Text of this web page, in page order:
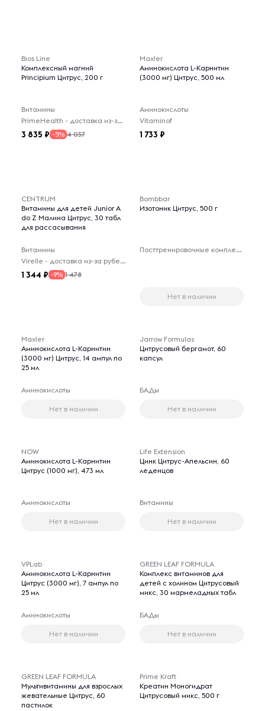
Bios Line
Комплексный магний
Principium Цитрус, 200 г
Витамины
PrimeHealth - доставка из-за рубежа
3 835 -5% 4 037
Maxler
Аминокислота L-Карнитин
(3000 мг) Цитрус, 500 мл
Аминокислоты
Vitaminof
1 733
CENTRUM
Витамины для детей Junior A
do Z Малина Цитрус, 30 табл
для рассасывания
Витамины
Virelle - доставка из-за рубежа
1 344 -9% 1 478
Bombbar
Изотоник Цитрус, 500 г
Посттренировочные комплексы
Нет в наличии
Maxler
Аминокислота L-Карнитин
(3000 мг) Цитрус, 14 ампул по
25 мл
Аминокислоты
Нет в наличии
Jarrow Formulas
Цитрусовый бергамот, 60
капсул
БАДы
Нет в наличии
NOW
Аминокислота L-Карнитин
Цитрус (1000 мг), 473 мл
Аминокислоты
Нет в наличии
Life Extension
Цинк Цитрус-Апельсин, 60
леденцов
Витамины
Нет в наличии
VPLab
Аминокислота L-Карнитин
Цитрус (3000 мг), 7 ампул по
25 мл
Аминокислоты
Нет в наличии
GREEN LEAF FORMULA
Комплекс витаминов для
детей с холином Цитрусовый
микс, 30 мармеладных табл
БАДы
Нет в наличии
GREEN LEAF FORMULA
Мультивитамины для взрослых
жевательные Цитрус, 60
пастилок
Prime Kraft
Креатин Моногидрат
Цитрусовый микс, 500 г